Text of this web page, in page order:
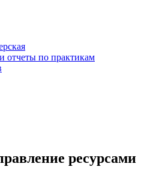
отчеты по практикам
ресурсами